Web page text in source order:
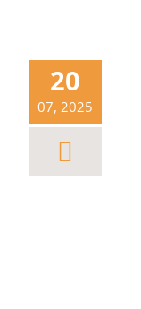
20
07, 2025